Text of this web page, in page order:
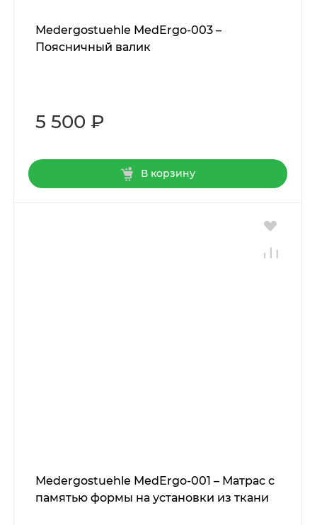
Мedergostuehle MedErgo-003 –
Поясничный валик
5 500 ₽
В корзину
Мedergostuehle MedErgo-001 – Матрас с
памятью формы на установки из ткани